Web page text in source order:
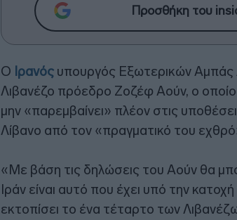
Προσθήκη του
Ο Ιρανός υπουργός Εξωτερικών Αμπάς
Λιβανέζο πρόεδρο Ζοζέφ Αούν, ο
μην «παρεμβαίνει» πλέον στις
Λίβανο από τον «πραγματικό του
«Με βάση τις δηλώσεις του Αούν θα
Ιράν είναι αυτό που έχει υπό την
εκτοπίσει το ένα τέταρτο των